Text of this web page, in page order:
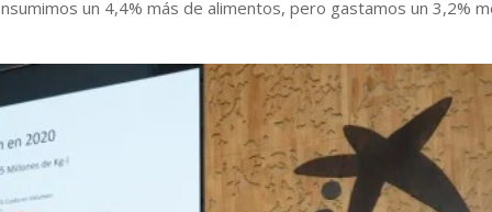
un 4,4% más de alimentos, pero gastamos un 3,2%